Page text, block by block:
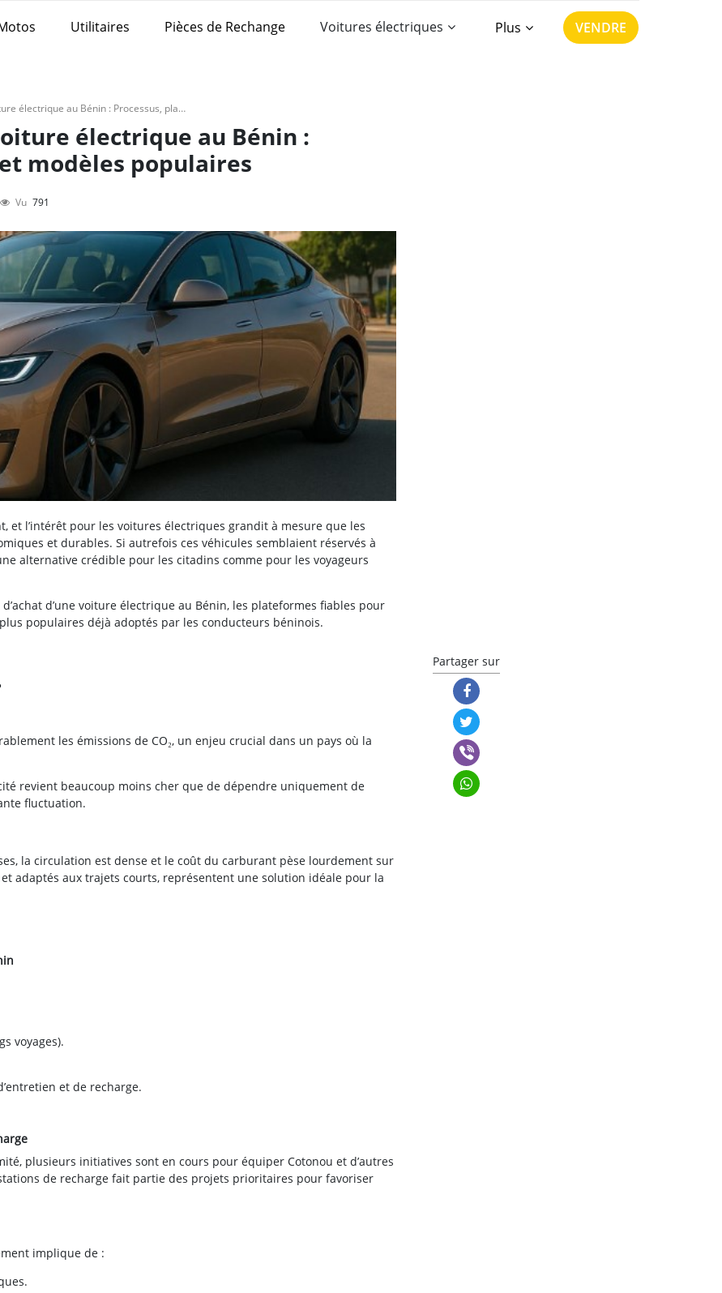
Utilitaires Pièces de Rechange Voitures électriques Plus VENDRE
Comment acheter une voiture électrique au Bénin : Processus, plateformes et modèles populaires
électrique au Bénin :
modèles populaires
Vu 791
et l’intérêt pour les voitures électriques grandit à mesure que les
et durables. Si autrefois ces véhicules semblaient réservés à
alternative crédible pour les citadins comme pour les voyageurs
d’une voiture électrique au Bénin, les plateformes fiables pour
populaires déjà adoptés par les conducteurs béninois.
les émissions de CO₂, un enjeu crucial dans un pays où la
revient beaucoup moins cher que de dépendre uniquement de
fluctuation.
la circulation est dense et le coût du carburant pèse lourdement sur
adaptés aux trajets courts, représentent une solution idéale pour la
voyages).
et de recharge.
plusieurs initiatives sont en cours pour équiper Cotonou et d’autres
de recharge fait partie des projets prioritaires pour favoriser
implique de :
Partager sur